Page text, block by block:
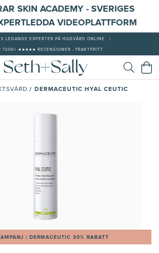
SKIN ACADEMY - SVERIGES
VIDEOPLATTFORM
LEDANDE EXPERTER PÅ HUDVÅRD ONLINE
7200+ ★★★★★ RECENSIONER - FRAKTFRITT
/ DERMACEUTIC HYAL CEUTIC
| DERMACEUTIC 30% RABATT